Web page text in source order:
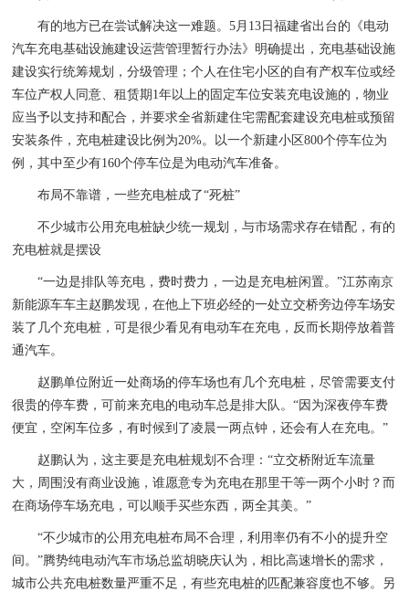
有的地方已在尝试解决这一难题。5月13日福建省出台的《电动
汽车充电基础设施建设运营管理暂行办法》明确提出，充电基础设施
建设实行统筹规划，分级管理；个人在住宅小区的自有产权车位或经
车位产权人同意、租赁期1年以上的固定车位安装充电设施的，物业
应当予以支持和配合，并要求全省新建住宅需配套建设充电桩或预留
安装条件，充电桩建设比例为20%。以一个新建小区800个停车位为
例，其中至少有160个停车位是为电动汽车准备。
布局不靠谱，一些充电桩成了“死桩”
不少城市公用充电桩缺少统一规划，与市场需求存在错配，有的
充电桩就是摆设
“一边是排队等充电，费时费力，一边是充电桩闲置。”江苏南京
新能源车车主赵鹏发现，在他上下班必经的一处立交桥旁边停车场安
装了几个充电桩，可是很少看见有电动车在充电，反而长期停放着普
通汽车。
赵鹏单位附近一处商场的停车场也有几个充电桩，尽管需要支付
很贵的停车费，可前来充电的电动车总是排大队。“因为深夜停车费
便宜，空闲车位多，有时候到了凌晨一两点钟，还会有人在充电。”
赵鹏认为，这主要是充电桩规划不合理：“立交桥附近车流量
大，周围没有商业设施，谁愿意专为充电在那里干等一两个小时？而
在商场停车场充电，可以顺手买些东西，两全其美。”
“不少城市的公用充电桩布局不合理，利用率仍有不小的提升空
间。”腾势纯电动汽车市场总监胡晓庆认为，相比高速增长的需求，
城市公共充电桩数量严重不足，有些充电桩的匹配兼容度也不够。另